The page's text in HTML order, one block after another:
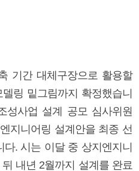
기간 대체구장으로 활용할
링 밑그림까지 확정했습니
성사업 설계 공모 심사위원
지니어링 설계안을 최종 선
. 시는 이달 중 상지엔지니
내년 2월까지 설계를 완료